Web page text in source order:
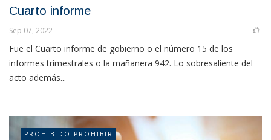
Cuarto informe
Sep 07, 2022
Fue el Cuarto informe de gobierno o el número 15 de los
informes trimestrales o la mañanera 942. Lo sobresaliente del
acto además...
PROHIBIDO PROHIBIR